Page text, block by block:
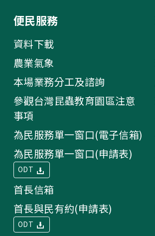
便民服務
資料下載
農業氣象
本場業務分工及諮詢
參觀台灣昆蟲教育園區注意
事項
為民服務單一窗口(電子信箱)
為民服務單一窗口(申請表)
ODT
首長信箱
首長與民有約(申請表)
ODT